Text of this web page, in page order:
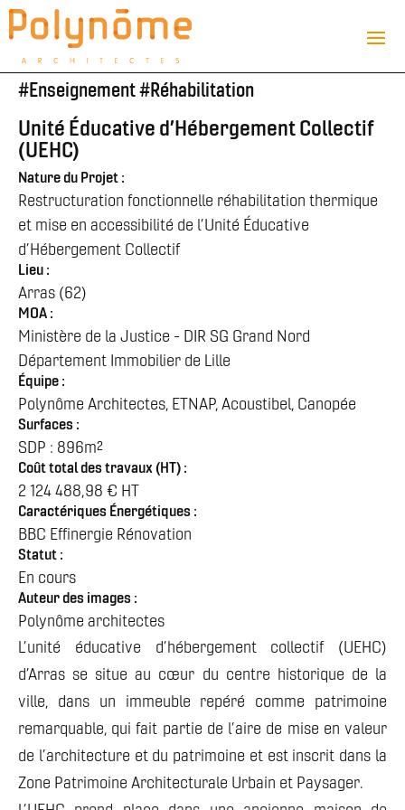
#Enseignement #Réhabilitation
L’unité éducative d’hébergement collectif (UEHC)
d’Arras se situe au cœur du centre historique de la
ville, dans un immeuble repéré comme patrimoine
remarquable, qui fait partie de l’aire de mise en valeur
de l’architecture et du patrimoine et est inscrit dans la
Zone Patrimoine Architecturale Urbain et Paysager.
Unité Éducative d’Hébergement Collectif
(UEHC)
Nature du Projet :
Restructuration fonctionnelle réhabilitation thermique
et mise en accessibilité de l’Unité Éducative
d’Hébergement Collectif
Lieu :
Arras (62)
MOA :
Ministère de la Justice - DIR SG Grand Nord
Département Immobilier de Lille
Équipe :
Polynôme Architectes, ETNAP, Acoustibel, Canopée
Surfaces :
SDP : 896m²
Coût total des travaux (HT) :
2 124 488,98 € HT
Caractériques Énergétiques :
BBC Effinergie Rénovation
Statut :
En cours
Auteur des images :
Polynôme architectes